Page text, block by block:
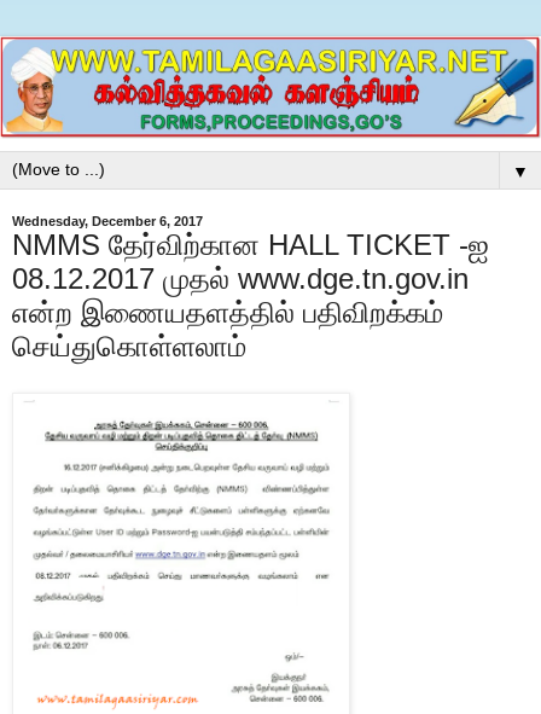
▼
Wednesday, December 6, 2017
NMMS தேர்விற்கான HALL TICKET -ஐ
08.12.2017 முதல் www.dge.tn.gov.in
என்ற இணையதளத்தில் பதிவிறக்கம்
செய்துகொள்ளலாம்